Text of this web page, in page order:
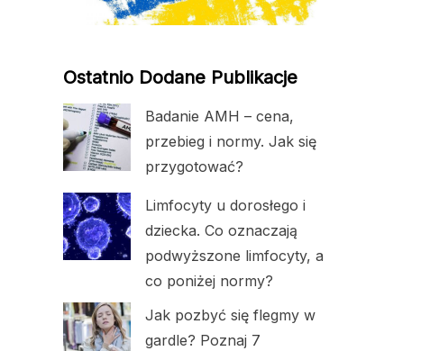
Ostatnio Dodane Publikacje
Badanie AMH – cena,
przebieg i normy. Jak się
przygotować?
Limfocyty u dorosłego i
dziecka. Co oznaczają
podwyższone limfocyty, a
co poniżej normy?
Jak pozbyć się flegmy w
gardle? Poznaj 7